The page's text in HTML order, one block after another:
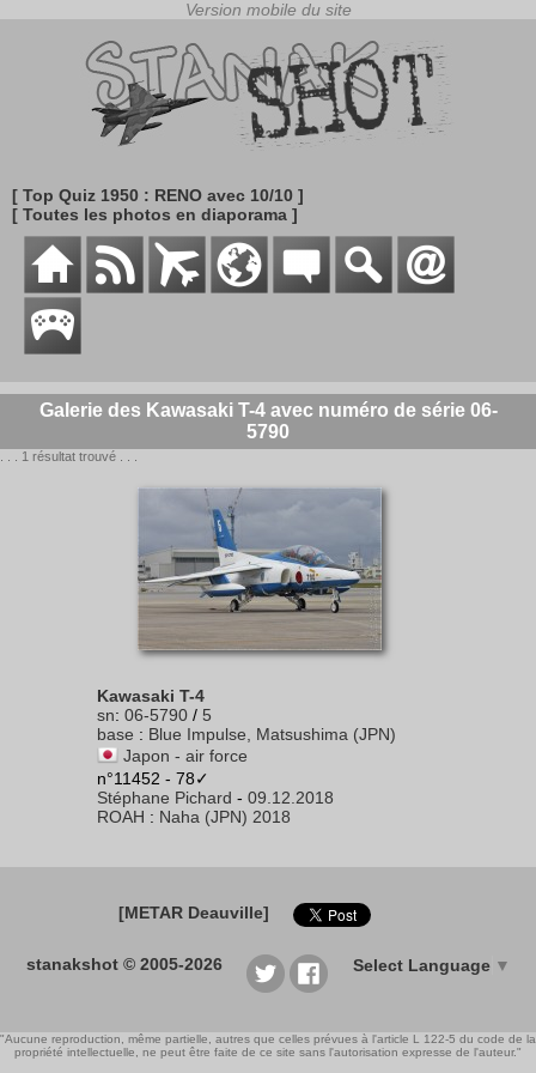
[ Top Quiz 1950 : RENO avec 10/10 ]
[ Toutes les photos en diaporama ]
Galerie des Kawasaki T-4 avec numéro de série 06-
5790
. . . 1 résultat trouvé . . .
Kawasaki T-4
sn: 06-5790 / 5
base : Blue Impulse, Matsushima (JPN)
Japon - air force
n°11452 - 78✓
Stéphane Pichard - 09.12.2018
ROAH : Naha (JPN) 2018
[METAR Deauville]
stanakshot © 2005-2026 Select Language ▼
"Aucune reproduction, même partielle, autres que celles prévues à l'article L 122-5 du code de la
propriété intellectuelle, ne peut être faite de ce site sans l'autorisation expresse de l'auteur."